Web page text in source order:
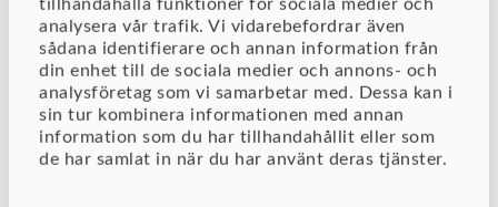
tillhandahålla funktioner för sociala medier och
analysera vår trafik. Vi vidarebefordrar även
sådana identifierare och annan information från
din enhet till de sociala medier och annons- och
analysföretag som vi samarbetar med. Dessa kan i
sin tur kombinera informationen med annan
information som du har tillhandahållit eller som
de har samlat in när du har använt deras tjänster.
hur din organisation presterar är
möjligheterna bättre att nå kvalitets-
och lönsamhetsmål. Diver Platform är
ett affärsstöd som är en smart genväg
som tar dig förbi den traditionella
traven av Excel-filer, minimerar